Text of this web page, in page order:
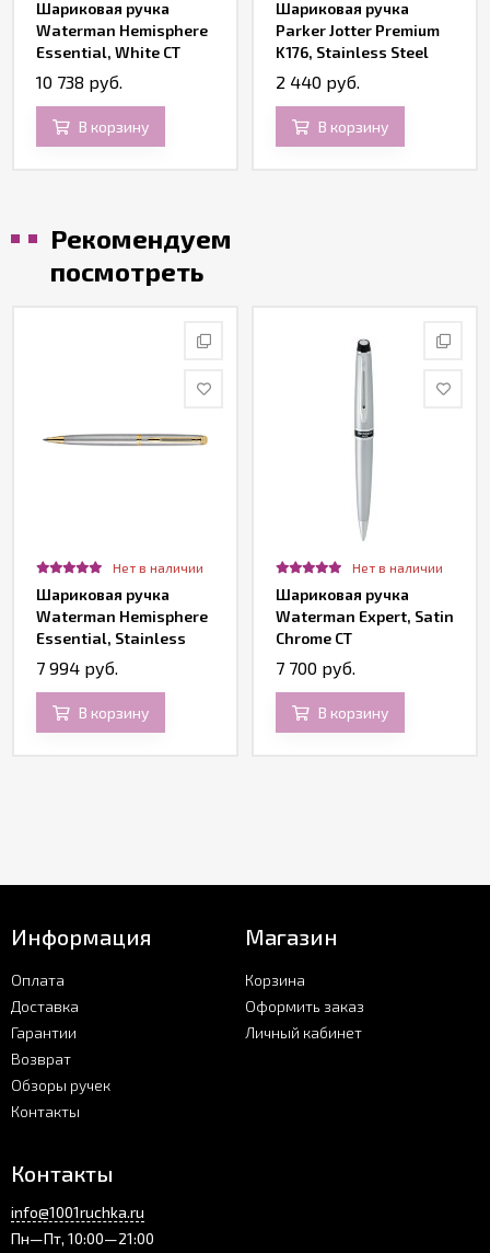
Шариковая ручка
Waterman Hemisphere
Essential, White CT
10 738 руб.
В корзину
Шариковая ручка
Parker Jotter Premium
K176, Stainless Steel
Diagonal CT
2 440 руб.
В корзину
Рекомендуем
посмотреть
Нет в наличии
Шариковая ручка
Waterman Hemisphere
Essential, Stainless
Steel GT
7 994 руб.
В корзину
Нет в наличии
Шариковая ручка
Waterman Expert, Satin
Chrome CT
7 700 руб.
В корзину
Информация
Оплата
Доставка
Гарантии
Возврат
Обзоры ручек
Контакты
Магазин
Корзина
Оформить заказ
Личный кабинет
Контакты
info@1001ruchka.ru
Пн—Пт, 10:00—21:00